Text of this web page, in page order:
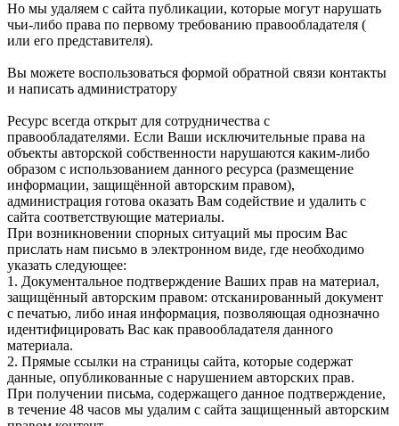
Но мы удаляем с сайта публикации, которые могут нарушать
чьи-либо права по первому требованию правообладателя (
или его представителя).
Вы можете воспользоваться формой обратной связи контакты
и написать администратору
Ресурс всегда открыт для сотрудничества с
правообладателями. Если Ваши исключительные права на
объекты авторской собственности нарушаются каким-либо
образом с использованием данного ресурса (размещение
информации, защищённой авторским правом),
администрация готова оказать Вам содействие и удалить с
сайта соответствующие материалы.
При возникновении спорных ситуаций мы просим Вас
прислать нам письмо в электронном виде, где необходимо
указать следующее:
1. Документальное подтверждение Ваших прав на материал,
защищённый авторским правом: отсканированный документ
с печатью, либо иная информация, позволяющая однозначно
идентифицировать Вас как правообладателя данного
материала.
2. Прямые ссылки на страницы сайта, которые содержат
данные, опубликованные с нарушением авторских прав.
При получении письма, содержащего данное подтверждение,
в течение 48 часов мы удалим с сайта защищенный авторским